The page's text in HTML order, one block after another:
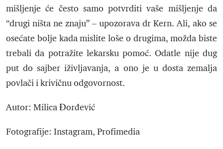
mišljenje će često samo potvrditi vaše mišljenje da
“drugi ništa ne znaju” – upozorava dr Kern. Ali, ako se
osećate bolje kada mislite loše o drugima, možda biste
trebali da potražite lekarsku pomoć. Odatle nije dug
put do sajber iživljavanja, a ono je u dosta zemalja
povlači i krivičnu odgovornost.
Autor: Milica Đorđević
Fotografije: Instagram, Profimedia